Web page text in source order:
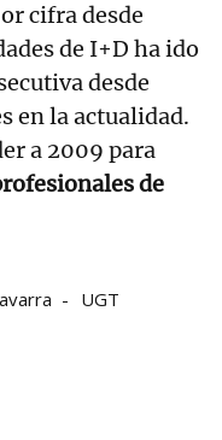
cifra desde
de I+D ha ido
desde
en la actualidad.
a 2009 para
de
UGT